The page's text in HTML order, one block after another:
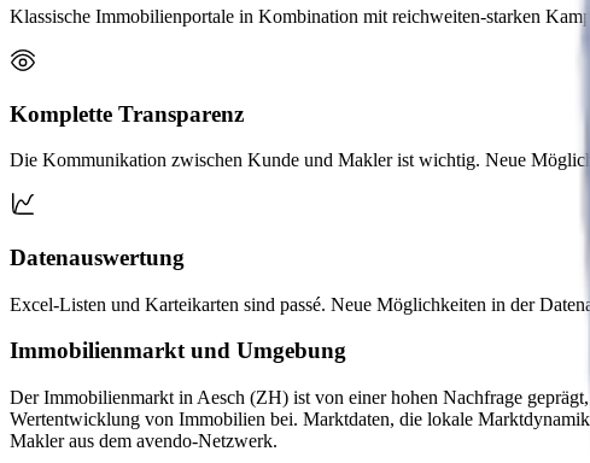
Klassische Immobilienportale in Kombination mit reichweiten-starken
Komplette Transparenz
Die Kommunikation zwischen Kunde und Makler ist wichtig. Neue
Datenauswertung
Excel-Listen und Karteikarten sind passé. Neue Möglichkeiten in der
Immobilienmarkt und Umgebung
Der Immobilienmarkt in Aesch (ZH) ist von einer hohen Nachfrage
Wertentwicklung von Immobilien bei. Marktdaten, die lokale
Makler aus dem avendo-Netzwerk.